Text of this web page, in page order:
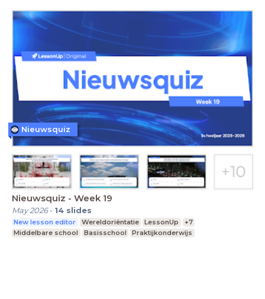
Nieuwsquiz - Week 19
May 2026- 14 slides
New lesson editor Wereldoriëntatie LessonUp
+7
Middelbare school
Basisschool Praktijkonderwijs
Nieuwsquiz